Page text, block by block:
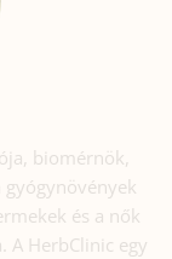
biomérnök,
gyógynövények
és a nők
A HerbClinic egy